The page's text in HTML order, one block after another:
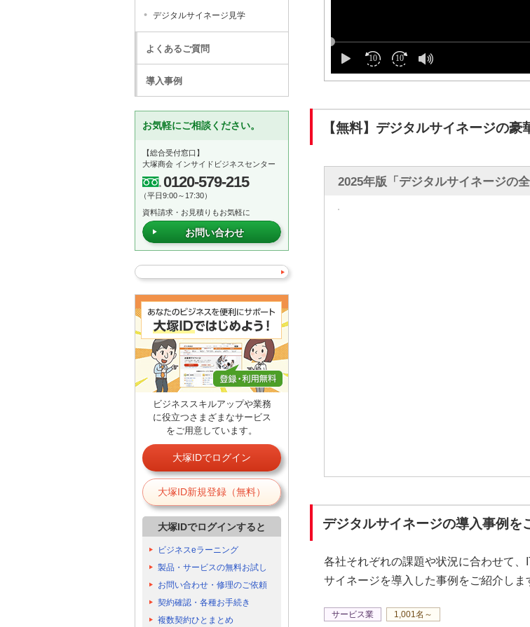
【無料】デジタルサイネージの
2025年版「デジタルサイネージの
デジタルサイネージの導入事例を
各社それぞれの課題や状況に合わせて
サイネージを導入した事例をご紹介しま
サービス業 1,001名～
デジタルサイネージ見学
よくあるご質問
導入事例
お気軽にご相談ください。
【総合受付窓口】
大塚商会 インサイドビジネスセンター
0120-579-215
（平日9:00～17:30）
資料請求・お見積りもお気軽に
お問い合わせ
ビジネススキルアップや業務
に役立つさまざまなサービス
をご用意しています。
大塚IDでログイン
大塚ID新規登録（無料）
大塚IDでログインすると
ビジネスeラーニング
製品・サービスの無料お試し
お問い合わせ・修理のご依頼
契約確認・各種お手続き
複数契約ひとまとめ